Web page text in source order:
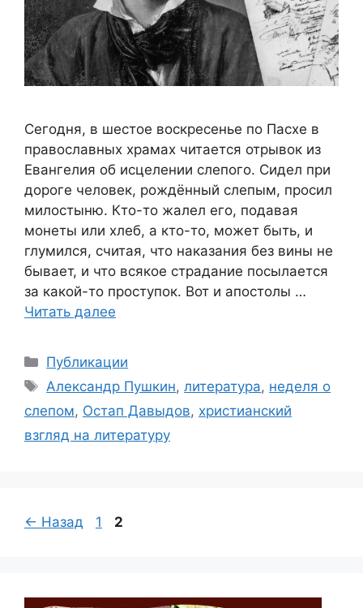
Сегодня, в шестое воскресенье по Пасхе в
православных храмах читается отрывок из
Евангелия об исцелении слепого. Сидел при
дороге человек, рождённый слепым, просил
милостыню. Кто-то жалел его, подавая
монеты или хлеб, а кто-то, может быть, и
глумился, считая, что наказания без вины не
бывает, и что всякое страдание посылается
за какой-то проступок. Вот и апостолы …
Читать далее
Рубрики
Публикации
Метки
Александр Пушкин,литература, неделя о
слепом, Остап Давыдов, христианский
взгляд на литературу
← Назад Страница
1 Страница
2